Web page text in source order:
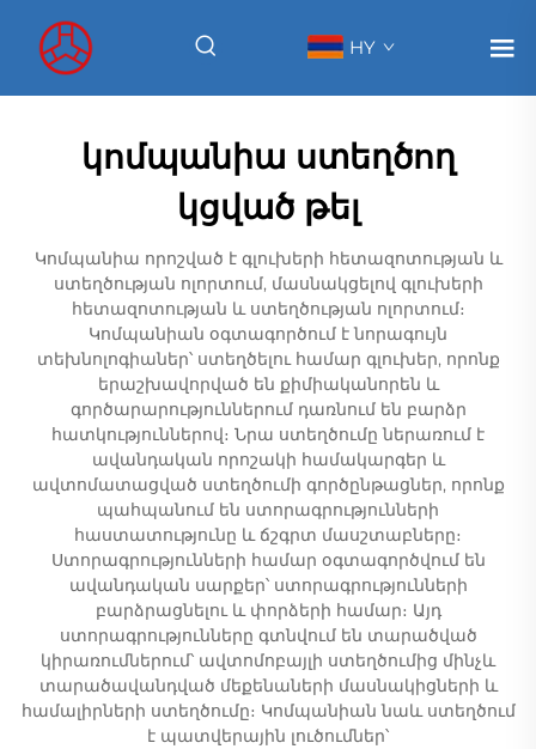
HY
կոմպանիա ստեղծող
կցված թել
Կոմպանիա որոշված է գլուխերի հետազոտության և
ստեղծության ոլորտում, մասնակցելով գլուխերի
հետազոտության և ստեղծության ոլորտում։
Կոմպանիան օգտագործում է նորագույն
տեխնոլոգիաներ՝ ստեղծելու համար գլուխեր, որոնք
երաշխավորված են քիմիականորեն և
գործարարություններում դառնում են բարձր
հատկություններով։ Նրա ստեղծումը ներառում է
ավանդական որոշակի համակարգեր և
ավտոմատացված ստեղծումի գործընթացներ, որոնք
պահպանում են ստորագրությունների
հաստատությունը և ճշգրտ մասշտաբները։
Ստորագրությունների համար օգտագործվում են
ավանդական սարքեր՝ ստորագրությունների
բարձրացնելու և փորձերի համար։ Այդ
ստորագրությունները գտնվում են տարածված
կիրառումներում՝ ավտոմոբայլի ստեղծումից մինչև
տարածավանդված մեքենաների մասնակիցների և
համալիրների ստեղծումը։ Կոմպանիան նաև ստեղծում
է պատվերային լուծումներ՝